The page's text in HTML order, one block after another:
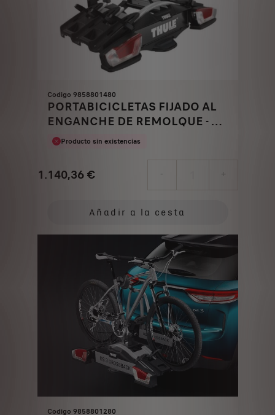
Codigo 9858801480
PORTABICICLETAS FIJADO AL
ENGANCHE DE REMOLQUE - 3
BICICLETAS
Producto sin existencias
1.140,36 € - +
Añadir a la cesta
Codigo 9858801280